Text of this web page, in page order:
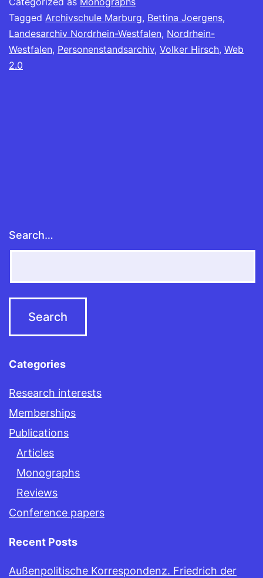
Tagged Archivschule Marburg, Bettina Joergens,
Landesarchiv Nordrhein-Westfalen, Nordrhein-
Westfalen, Personenstandsarchiv, Volker Hirsch, Web
2.0
Search…
Categories
Research interests
Memberships
Publications
Articles
Monographs
Reviews
Conference papers
Recent Posts
Außenpolitische Korrespondenz. Friedrich der